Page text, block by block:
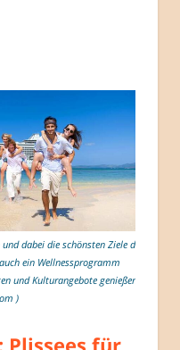
dabei die schönsten Ziele der
ein Wellnessprogramm
und Kulturangebote genießen.(
)